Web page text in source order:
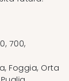
700,
Foggia, Orta